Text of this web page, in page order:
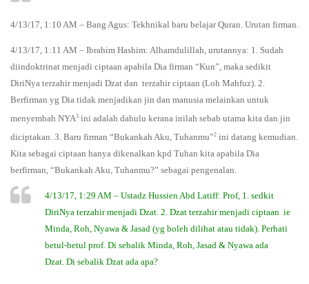
4/13/17, 1:10 AM – Bang Agus: Tekhnikal baru belajar Quran. Urutan firman.
4/13/17, 1:11 AM – Ibrahim Hashim: Alhamdulillah, urutannya: 1. Sudah
diindoktrinat menjadi ciptaan apabila Dia firman “Kun”, maka sedikit
DiriNya terzahir menjadi Dzat dan terzahir ciptaan (Loh Mahfuz). 2.
Berfirman yg Dia tidak menjadikan jin dan manusia melainkan untuk
menyembah NYA3 ini adalah dahulu kerana inilah sebab utama kita dan jin
diciptakan. 3. Baru firman “Bukankah Aku, Tuhanmu”2 ini datang kemudian.
Kita sebagai ciptaan hanya dikenalkan kpd Tuhan kita apabila Dia
berfirman, “Bukankah Aku, Tuhanmu?” sebagai pengenalan.
4/13/17, 1:29 AM – Ustadz Hussien Abd Latiff: Prof, 1. sedkit
DiriNya terzahir menjadi Dzat. 2. Dzat terzahir menjadi ciptaan ie
Minda, Roh, Nyawa & Jasad (yg boleh dilihat atau tidak). Perhati
betul-betul prof. Di sebalik Minda, Roh, Jasad & Nyawa ada
Dzat. Di sebalik Dzat ada apa?